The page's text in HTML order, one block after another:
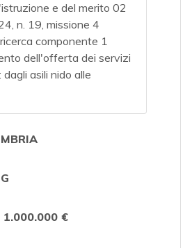
e del merito 02
n. 19, missione 4
componente 1
dell'offerta dei servizi
asili nido alle
1.000.000 €